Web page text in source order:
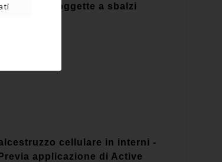
in zone soggette a sbalzi
cellulare in interni -
applicazione di Active